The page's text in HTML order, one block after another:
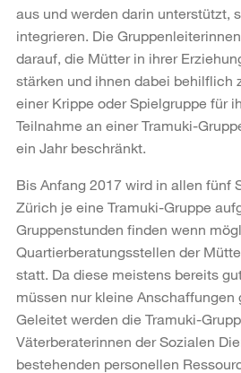
aus und werden darin unterstützt,
integrieren. Die
darauf, die Mütter in ihrer
stärken und ihnen dabei behilflich
einer Krippe oder Spielgruppe für
Teilnahme an einer Tramuki-
ein Jahr beschränkt.
Bis Anfang 2017 wird in allen fünf
Zürich je eine Tramuki-Gruppe
Gruppenstunden finden wenn
Quartierberatungsstellen der
statt. Da diese meistens bereits
müssen nur kleine Anschaffungen
Geleitet werden die Tramuki-
Väterberaterinnen der Sozialen
bestehenden personellen